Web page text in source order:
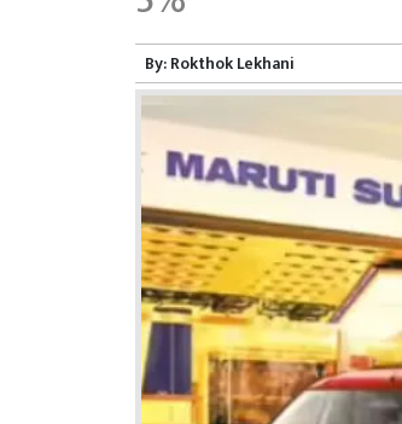
By:Rokthok Lekhani